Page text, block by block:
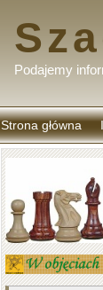
Podajemy
Strona główna